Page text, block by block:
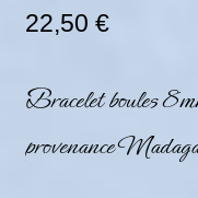
22,50 €
Bracelet boules
provenance